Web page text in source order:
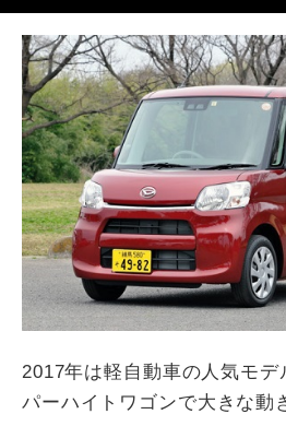
2017年は軽自動車の人気モデ
パーハイトワゴンで大きな動